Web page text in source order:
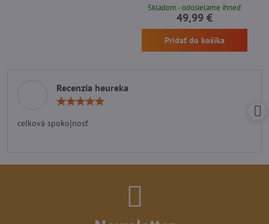
Skladom - odosielame ihneď
49,99 €
Pridať do košíka
Recenzia heureka
celková spokojnosť